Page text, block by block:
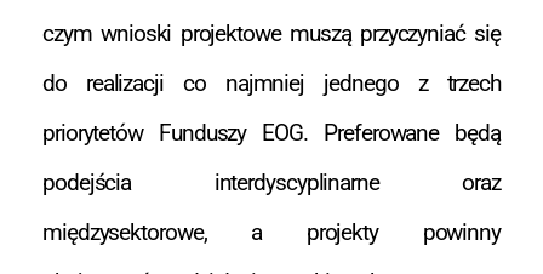
czym wnioski projektowe muszą przyczyniać się
do realizacji co najmniej jednego z trzech
priorytetów Funduszy EOG. Preferowane będą
podejścia interdyscyplinarne oraz
międzysektorowe, a projekty powinny